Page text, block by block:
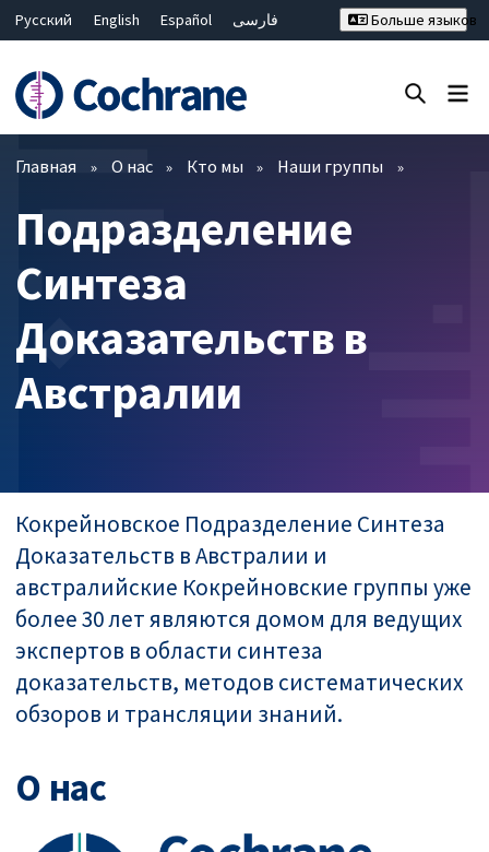
Русский English Español
فارسی
Bahasa Malaysia
ไทย
繁體中文
简体中文
Больше языков
Фильтры
Главная О нас Кто мы Наши группы
Подразделение
Синтеза
Доказательств в
Австралии
Кокрейновское Подразделение Синтеза
Доказательств в Австралии и
австралийские Кокрейновские группы уже
более 30 лет являются домом для ведущих
экспертов в области синтеза
доказательств, методов систематических
обзоров и трансляции знаний.
О нас